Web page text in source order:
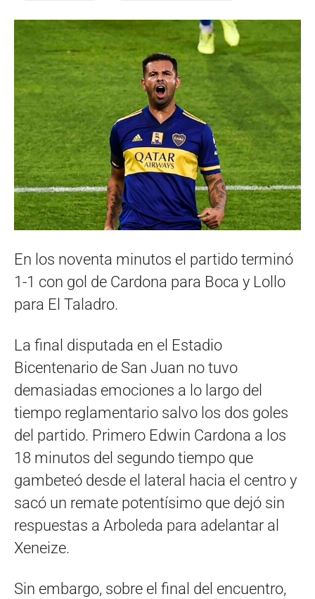
En los noventa minutos el partido terminó
1-1 con gol de Cardona para Boca y Lollo
para El Taladro.
La final disputada en el Estadio
Bicentenario de San Juan no tuvo
demasiadas emociones a lo largo del
tiempo reglamentario salvo los dos goles
del partido. Primero Edwin Cardona a los
18 minutos del segundo tiempo que
gambeteó desde el lateral hacia el centro y
sacó un remate potentísimo que dejó sin
respuestas a Arboleda para adelantar al
Xeneize.
Sin embargo, sobre el final del encuentro,